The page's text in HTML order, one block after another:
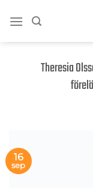
Theresia
16
sep